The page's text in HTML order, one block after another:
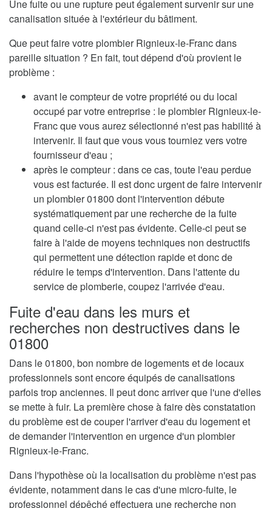
Une fuite ou une rupture peut également survenir sur une
canalisation située à l'extérieur du bâtiment.
Que peut faire votre plombier Rignieux-le-Franc dans
pareille situation ? En fait, tout dépend d'où provient le
problème :
avant le compteur de votre propriété ou du local
occupé par votre entreprise : le plombier Rignieux-le-
Franc que vous aurez sélectionné n'est pas habilité à
intervenir. Il faut que vous vous tourniez vers votre
fournisseur d'eau ;
après le compteur : dans ce cas, toute l'eau perdue
vous est facturée. Il est donc urgent de faire intervenir
un plombier 01800 dont l'intervention débute
systématiquement par une recherche de la fuite
quand celle-ci n'est pas évidente. Celle-ci peut se
faire à l'aide de moyens techniques non destructifs
qui permettent une détection rapide et donc de
réduire le temps d'intervention. Dans l'attente du
service de plomberie, coupez l'arrivée d'eau.
Fuite d'eau dans les murs et
recherches non destructives dans le
01800
Dans le 01800, bon nombre de logements et de locaux
professionnels sont encore équipés de canalisations
parfois trop anciennes. Il peut donc arriver que l'une d'elles
se mette à fuir. La première chose à faire dès constatation
du problème est de couper l'arriver d'eau du logement et
de demander l'intervention en urgence d'un plombier
Rignieux-le-Franc.
Dans l'hypothèse où la localisation du problème n'est pas
évidente, notamment dans le cas d'une micro-fuite, le
professionnel dépêché effectuera une recherche non